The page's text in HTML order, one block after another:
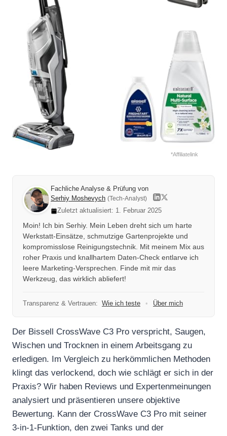
*Affiliatelink
Fachliche Analyse & Prüfung von
Serhiy Moshevych (Tech-Analyst)
Zuletzt aktualisiert: 1. Februar 2025
Moin! Ich bin Serhiy. Mein Leben dreht sich um harte
Werkstatt-Einsätze, schmutzige Gartenprojekte und
kompromisslose Reinigungstechnik. Mit meinem Mix aus
roher Praxis und knallhartem Daten-Check entlarve ich
leere Marketing-Versprechen. Finde mit mir das
Werkzeug, das wirklich abliefert!
Transparenz & Vertrauen: Wie ich teste • Über mich
Der Bissell CrossWave C3 Pro verspricht, Saugen,
Wischen und Trocknen in einem Arbeitsgang zu
erledigen. Im Vergleich zu herkömmlichen Methoden
klingt das verlockend, doch wie schlägt er sich in der
Praxis? Wir haben Reviews und Expertenmeinungen
analysiert und präsentieren unsere objektive
Bewertung. Kann der CrossWave C3 Pro mit seiner
3-in-1-Funktion, den zwei Tanks und der